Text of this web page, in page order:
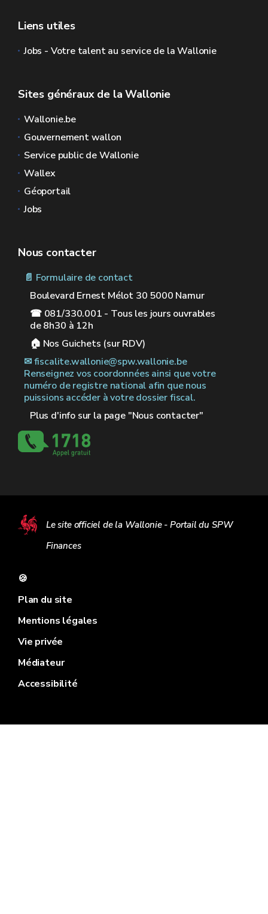
Liens utiles
Jobs - Votre talent au service de la Wallonie
Sites généraux de la Wallonie
Wallonie.be
Gouvernement wallon
Service public de Wallonie
Wallex
Géoportail
Jobs
Nous contacter
📄 Formulaire de contact
Boulevard Ernest Mélot 30 5000 Namur
☎ 081/330.001 - Tous les jours ouvrables
de 8h30 à 12h
🏠︎ Nos Guichets (sur RDV)
✉︎ fiscalite.wallonie@spw.wallonie.be
Renseignez vos coordonnées ainsi que votre
numéro de registre national afin que nous
puissions accéder à votre dossier fiscal.
Plus d'info sur la page "Nous contacter"
Le site officiel de la Wallonie - Portail du SPW
Finances
🍪
Plan du site
Mentions légales
Vie privée
Médiateur
Accessibilité